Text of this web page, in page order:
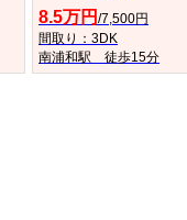
8.5万円 /7,500円
間取り：3DK
南浦和駅 徒歩15分